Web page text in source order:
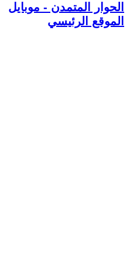
الحوار المتمدن - موبايل
الموقع الرئيسي